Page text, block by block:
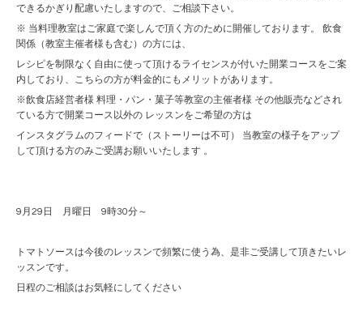
できるかぎり配慮いたしますので、ご相談下さい。
※ 当料理教室はご家庭で楽しんで頂く方のために開催しております。 飲食
関係（教室主催者様も含む）の方には、
レシピを制限なく自由に使って頂けるライセンスが付いた開業コースをご案
内しており、こちらの方が料金的にもメリットがあります。
※飲食店経営者様 料理・パン・菓子等教室の主催者様 その他販売などされ
ている方で開業コース以外の レッスンをご希望の方は
インスタグラムのフィードで（ストーリーは不可） 当教室の様子をアップ
して頂ける方のみご受講お願いいたします 。
9月29日 月曜日 9時30分～
トマトソースは今後のレッスンで頻繁に使う為、是非ご受講して頂きたいレ
ッスンです。
日程のご相談はお気軽にしてください